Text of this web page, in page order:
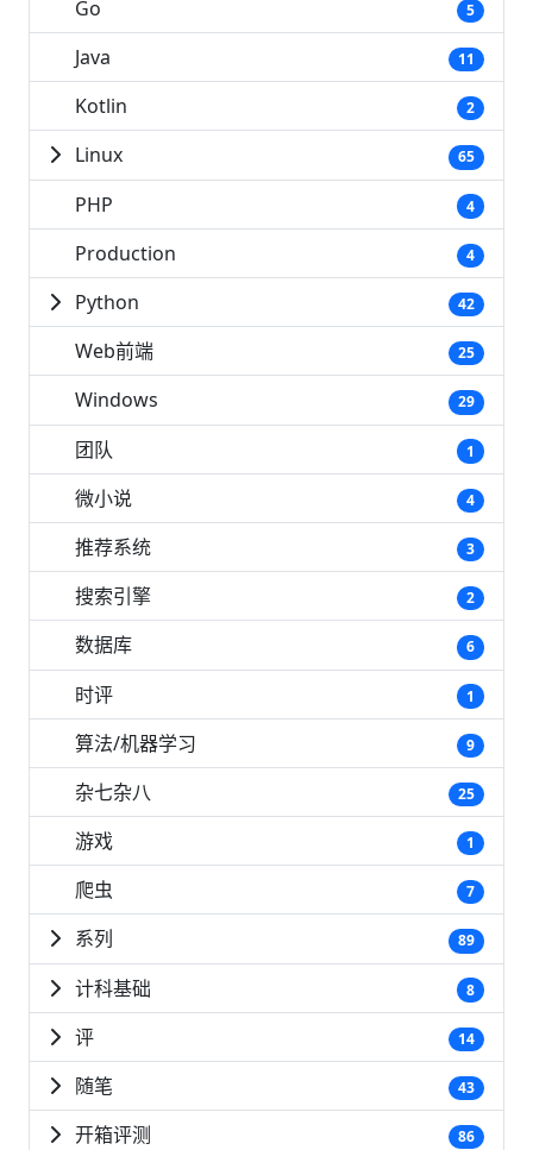
Go 5
Java 11
Kotlin 2
Linux 65
PHP 4
Production 4
Python 42
Web前端 25
Windows 29
团队 1
微小说 4
推荐系统 3
搜索引擎 2
数据库 6
时评 1
算法/机器学习 9
杂七杂八 25
游戏 1
爬虫 7
系列 89
计科基础 8
评 14
随笔 43
开箱评测 86